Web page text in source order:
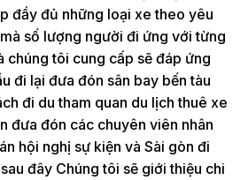
đầy đủ những loại xe theo yêu
số lượng người đi ứng với từng
chúng tôi cung cấp sẽ đáp ứng
đi lại đưa đón sân bay bến tàu
đi du tham quan du lịch thuê xe
đưa đón các chuyên viên nhân
hội nghị sự kiện và Sài gòn đi
đây Chúng tôi sẽ giới thiệu chi